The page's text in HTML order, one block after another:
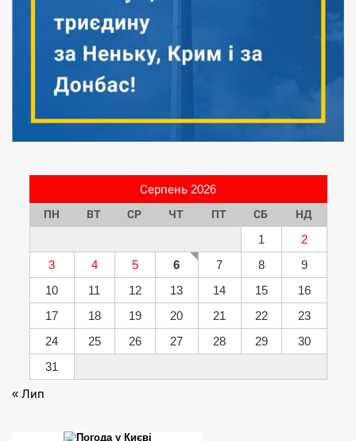
Серпень 2026
ПН ВТ СР ЧТ ПТ СБ НД
1
2
3
4 5 6 7 8
9
10
11 12 13 14 15
16
17
18 19 20 21 22
23
24
25 26 27 28 29
30
31
« Лип